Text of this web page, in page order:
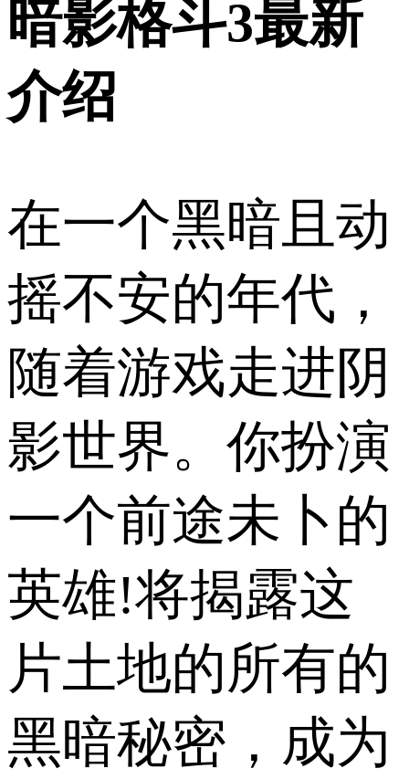
暗影格斗3最新
介绍
在一个黑暗且动
摇不安的年代，
随着游戏走进阴
影世界。你扮演
一个前途未卜的
英雄!将揭露这
片土地的所有的
黑暗秘密，成为